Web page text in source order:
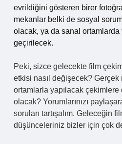
evrildiğini gösteren birer
mekanlar belki de sosyal
olacak, ya da sanal ortamlarda
geçirilecek.
Peki, sizce gelecekte film
etkisi nasıl değişecek? Gerçek
ortamlarla yapılacak çekimlere
olacak? Yorumlarınızı
soruları tartışalım. Geleceğin
düşünceleriniz bizler için çok